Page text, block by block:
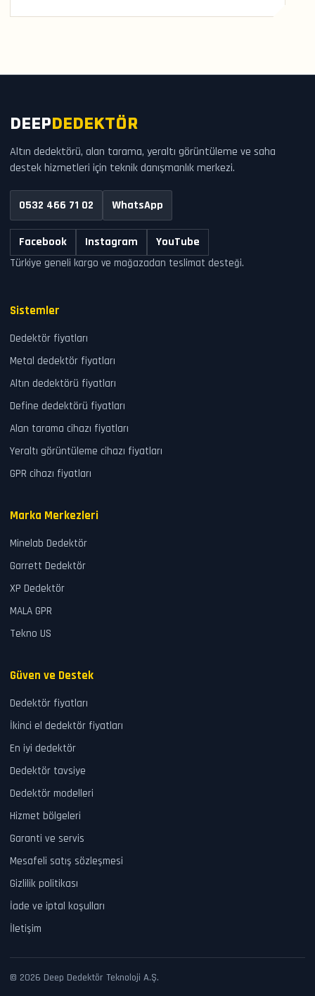
DEEP DEDEKTÖR
Altın dedektörü, alan tarama, yeraltı görüntüleme ve saha
destek hizmetleri için teknik danışmanlık merkezi.
0532 466 71 02 WhatsApp
Facebook Instagram YouTube
Türkiye geneli kargo ve mağazadan teslimat desteği.
Sistemler
Dedektör fiyatları
Metal dedektör fiyatları
Altın dedektörü fiyatları
Define dedektörü fiyatları
Alan tarama cihazı fiyatları
Yeraltı görüntüleme cihazı fiyatları
GPR cihazı fiyatları
Marka Merkezleri
Minelab Dedektör
Garrett Dedektör
XP Dedektör
MALA GPR
Tekno US
Güven ve Destek
Dedektör fiyatları
İkinci el dedektör fiyatları
En iyi dedektör
Dedektör tavsiye
Dedektör modelleri
Hizmet bölgeleri
Garanti ve servis
Mesafeli satış sözleşmesi
Gizlilik politikası
İade ve iptal koşulları
İletişim
© 2026 Deep Dedektör Teknoloji A.Ş.